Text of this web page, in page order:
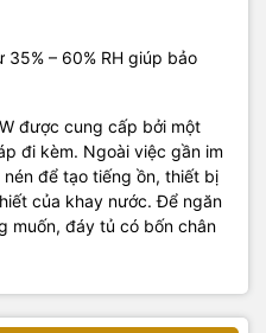
– 60% RH giúp bảo
được cung cấp bởi một
đi kèm. Ngoài việc gần im
để tạo tiếng ồn, thiết bị
của khay nước. Để ngăn
muốn, đáy tủ có bốn chân